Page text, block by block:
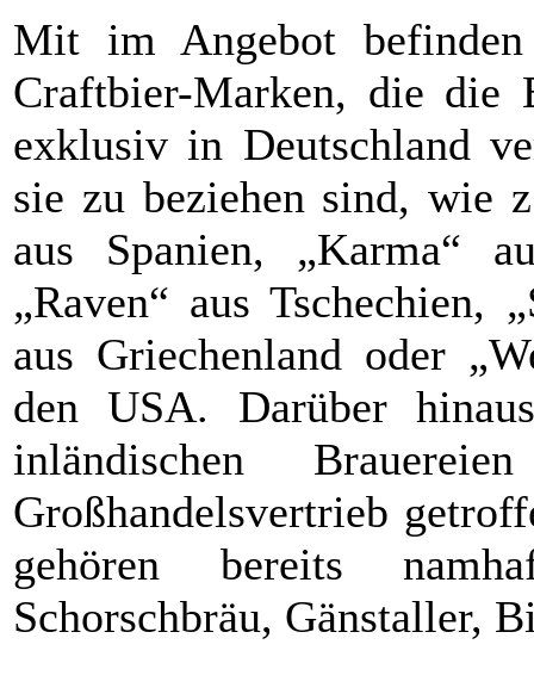
Mit im Angebot
Craftbier-Marken, die die
exklusiv in Deutschland
sie zu beziehen sind, wie
aus Spanien, „Karma“
„Raven“ aus Tschechien,
aus Griechenland oder
den USA. Darüber
inländischen
Großhandelsvertrieb
gehören bereits
Schorschbräu, Gänstaller,